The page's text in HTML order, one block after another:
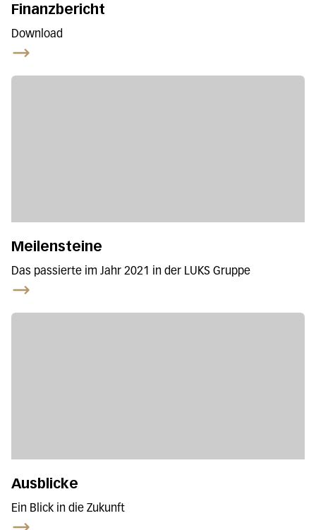
Finanzbericht
Download
Meilensteine
Das passierte im Jahr 2021 in der LUKS Gruppe
Ausblicke
Ein Blick in die Zukunft